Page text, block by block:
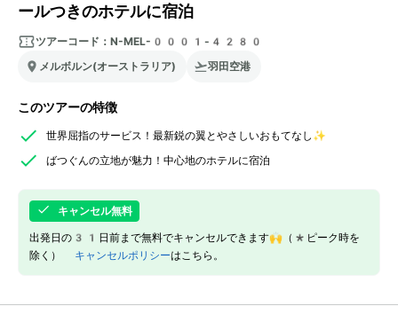
ールつきのホテルに宿泊
ツアーコード： N-MEL-0001-4280
メルボルン(オーストラリア)
羽田空港
このツアーの特徴
世界屈指のサービス！最新鋭の翼とやさしいおもてなし✨
ばつぐんの立地が魅力！中心地のホテルに宿泊
キャンセル無料
出発日の31日前まで無料でキャンセルできます🙌（*ピーク時を
除く） キャンセルポリシーはこちら。